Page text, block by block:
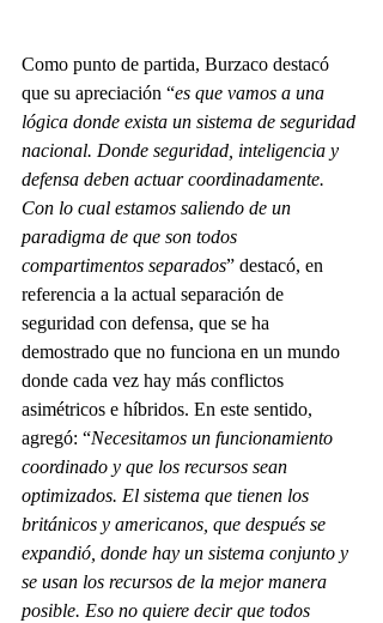
Como punto de partida, Burzaco destacó
que su apreciación “es que vamos a una
lógica donde exista un sistema de seguridad
nacional. Donde seguridad, inteligencia y
defensa deben actuar coordinadamente.
Con lo cual estamos saliendo de un
paradigma de que son todos
compartimentos separados” destacó, en
referencia a la actual separación de
seguridad con defensa, que se ha
demostrado que no funciona en un mundo
donde cada vez hay más conflictos
asimétricos e híbridos. En este sentido,
agregó: “Necesitamos un funcionamiento
coordinado y que los recursos sean
optimizados. El sistema que tienen los
británicos y americanos, que después se
expandió, donde hay un sistema conjunto y
se usan los recursos de la mejor manera
posible. Eso no quiere decir que todos